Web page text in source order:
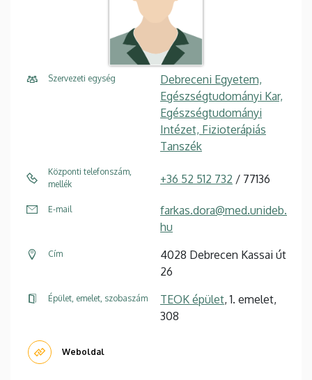
Szervezeti egység
Debreceni Egyetem,
Egészségtudományi Kar,
Egészségtudományi
Intézet, Fizioterápiás
Tanszék
Központi telefonszám,
mellék
+36 52 512 732 / 77136
E-mail
farkas.dora@med.unideb.
hu
Cím
4028 Debrecen Kassai út
26
Épület, emelet, szobaszám TEOK épület, 1. emelet,
308
Weboldal